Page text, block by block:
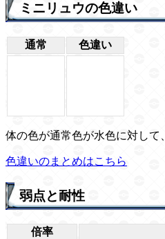
ミニリュウの色違い
通常 色違い
体の色が通常色が水色に対して
色違いのまとめはこちら
弱点と耐性
倍率